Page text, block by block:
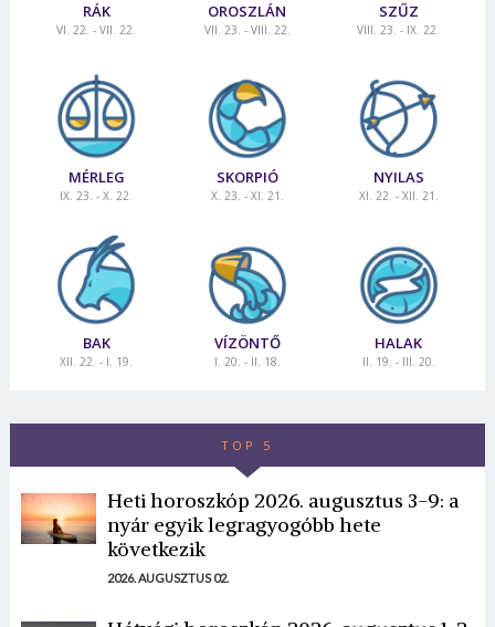
RÁK
VI. 22. - VII. 22.
OROSZLÁN
VII. 23. - VIII. 22.
SZŰZ
VIII. 23. - IX. 22.
MÉRLEG
IX. 23. - X. 22.
SKORPIÓ
X. 23. - XI. 21.
NYILAS
XI. 22. - XII. 21.
BAK
XII. 22. - I. 19.
VÍZÖNTŐ
I. 20. - II. 18.
HALAK
II. 19. - III. 20.
TOP 5
Heti horoszkóp 2026. augusztus 3-9: a
nyár egyik legragyogóbb hete
következik
2026. AUGUSZTUS 02.